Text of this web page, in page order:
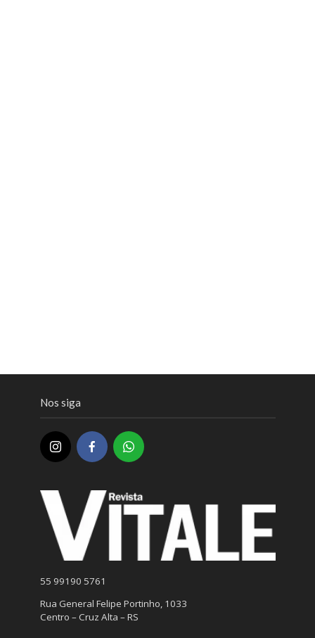
Nos siga
55 99190 5761
Rua General Felipe Portinho, 1033
Centro – Cruz Alta – RS